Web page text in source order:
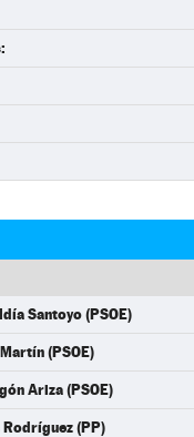
Santoyo (PSOE)
(PSOE)
Ariza (PSOE)
(PP)